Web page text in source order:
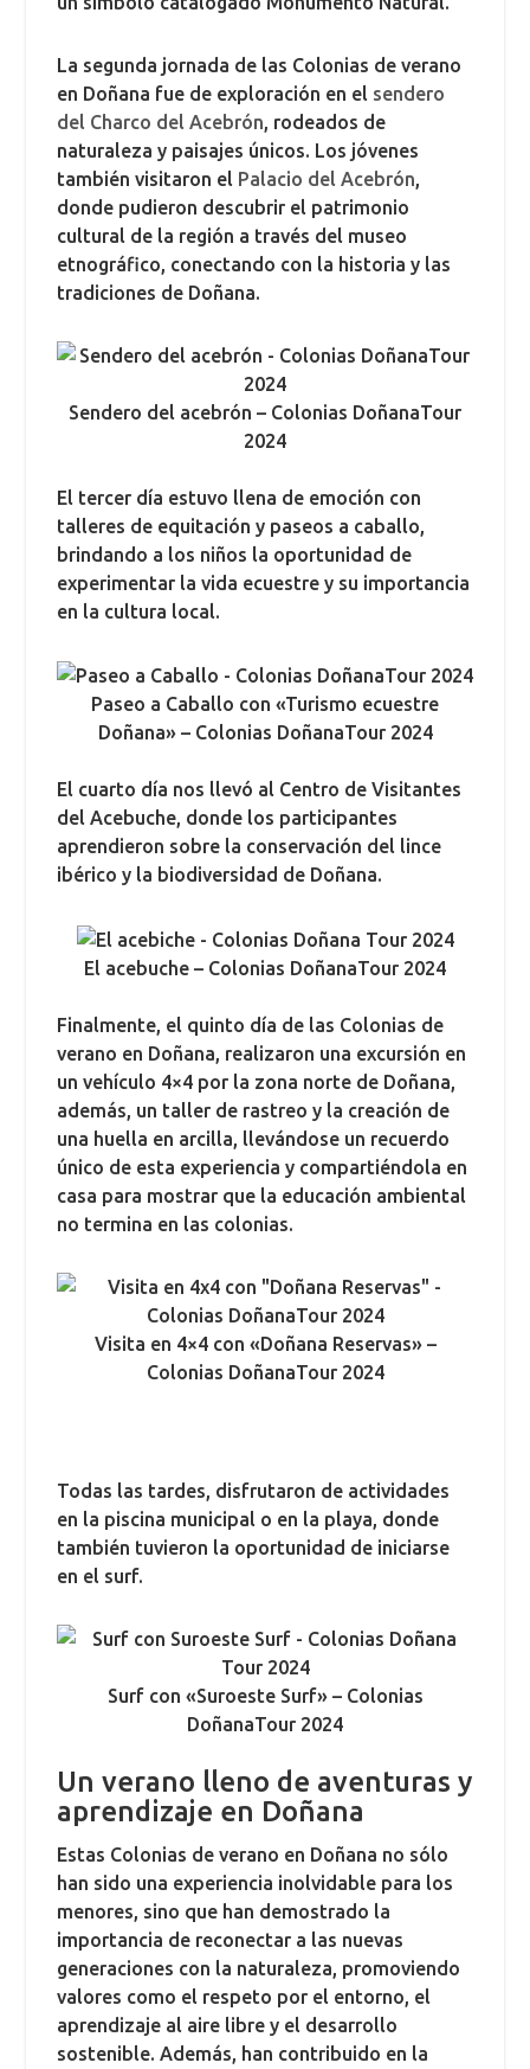
La segunda jornada de las Colonias de verano
en Doñana fue de exploración en el sendero
del Charco del Acebrón, rodeados de
naturaleza y paisajes únicos. Los jóvenes
también visitaron el Palacio del Acebrón,
donde pudieron descubrir el patrimonio
cultural de la región a través del museo
etnográfico, conectando con la historia y las
tradiciones de Doñana.
Sendero del acebrón – Colonias DoñanaTour
2024
El tercer día estuvo llena de emoción con
talleres de equitación y paseos a caballo,
brindando a los niños la oportunidad de
experimentar la vida ecuestre y su importancia
en la cultura local.
Paseo a Caballo con «Turismo ecuestre
Doñana» – Colonias DoñanaTour 2024
El cuarto día nos llevó al Centro de Visitantes
del Acebuche, donde los participantes
aprendieron sobre la conservación del lince
ibérico y la biodiversidad de Doñana.
El acebuche – Colonias DoñanaTour 2024
Finalmente, el quinto día de las Colonias de
verano en Doñana, realizaron una excursión en
un vehículo 4×4 por la zona norte de Doñana,
además, un taller de rastreo y la creación de
una huella en arcilla, llevándose un recuerdo
único de esta experiencia y compartiéndola en
casa para mostrar que la educación ambiental
no termina en las colonias.
Visita en 4×4 con «Doñana Reservas» –
Colonias DoñanaTour 2024
Todas las tardes, disfrutaron de actividades
en la piscina municipal o en la playa, donde
también tuvieron la oportunidad de iniciarse
en el surf.
Surf con «Suroeste Surf» – Colonias
DoñanaTour 2024
Un verano lleno de aventuras y
aprendizaje en Doñana
Estas Colonias de verano en Doñana no sólo
han sido una experiencia inolvidable para los
menores, sino que han demostrado la
importancia de reconectar a las nuevas
generaciones con la naturaleza, promoviendo
valores como el respeto por el entorno, el
aprendizaje al aire libre y el desarrollo
sostenible. Además, han contribuido en la